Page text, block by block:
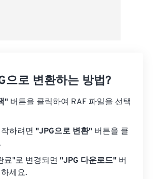
으로 변환하는 방법?
" 버튼을 클릭하여 RAF 파일을 선택
하려면 "JPG으로 변환" 버튼을 클
료"로 변경되면 "JPG 다운로드" 버
세요.